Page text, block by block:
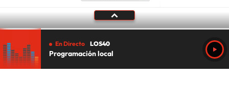
En Directo LOS40
Programación local